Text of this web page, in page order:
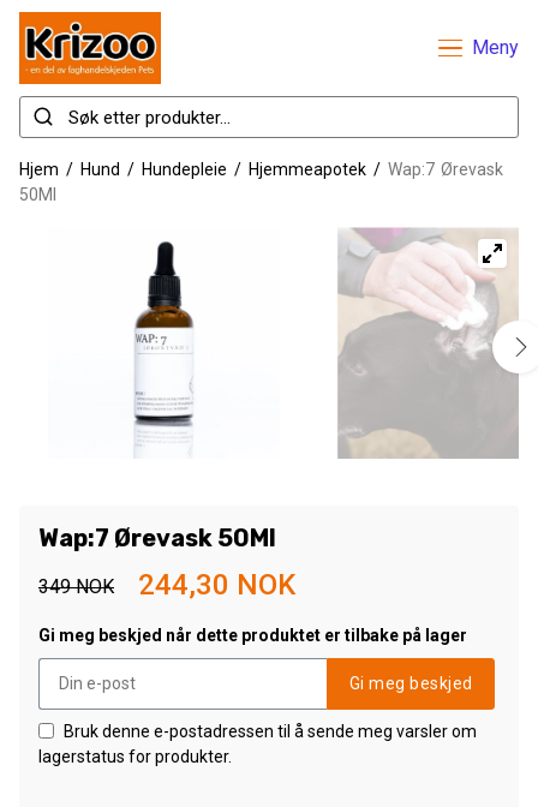
Meny
Hjem / Hund / Hundepleie / Hjemmeapotek / Wap:7 Ørevask
50Ml
Wap:7 Ørevask 50Ml
349NOK 244,30 NOK
Gi meg beskjed når dette produktet er tilbake på lager
Gi meg beskjed
Bruk denne e-postadressen til å sende meg varsler om
lagerstatus for produkter.